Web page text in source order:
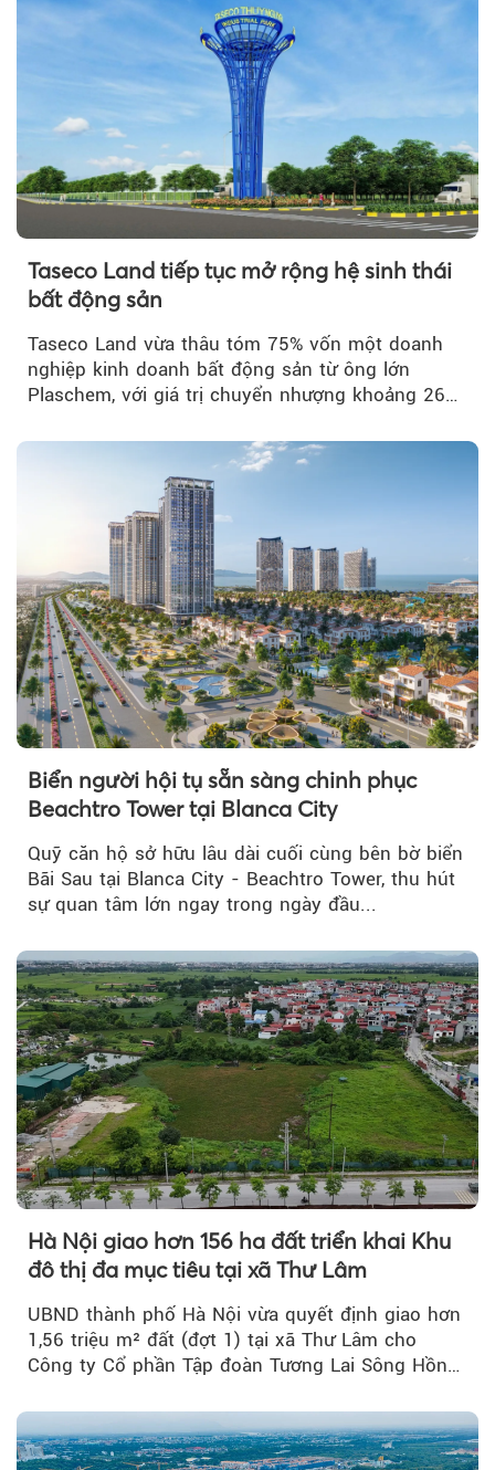
Taseco Land tiếp tục mở rộng hệ sinh thái
bất động sản
Taseco Land vừa thâu tóm 75% vốn một doanh
nghiệp kinh doanh bất động sản từ ông lớn
Plaschem, với giá trị chuyển nhượng khoảng 262
Biển người hội tụ sẵn sàng chinh phục
Beachtro Tower tại Blanca City
Quỹ căn hộ sở hữu lâu dài cuối cùng bên bờ biển
Bãi Sau tại Blanca City - Beachtro Tower, thu hút
sự quan tâm lớn ngay trong ngày đầu...
Hà Nội giao hơn 156 ha đất triển khai Khu
đô thị đa mục tiêu tại xã Thư Lâm
UBND thành phố Hà Nội vừa quyết định giao hơn
1,56 triệu m² đất (đợt 1) tại xã Thư Lâm cho
Công ty Cổ phần Tập đoàn Tương Lai Sông Hồng